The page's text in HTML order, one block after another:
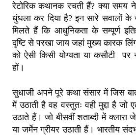
रेटोरिक कथानक रचती हैं? क्या समय
धुंधला कर दिया है? इन सारे सवालों
मिलते हैं कि आधुनिकता के सम्पूर्ण
दृष्टि से परखा जाय जहां मुख्य कारक लिंग
को ऐसी किसी योग्यता या कसौटी
हों।
सुधाजी अपने पूरे कथा संसार में जिस
में उठाती है वह वस्तुतः वही मुद्दा है जो
उठाते हैं। जो बीसवीं शताब्दी में क्लारा
या जर्मेन ग्रीयर उठाती हैं। भारतीय